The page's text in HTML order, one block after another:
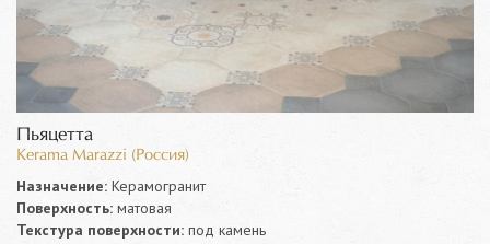
Пьяцетта
Kerama Marazzi (Россия)
Назначение: Керамогранит
Поверхность: матовая
Текстура поверхности: под камень